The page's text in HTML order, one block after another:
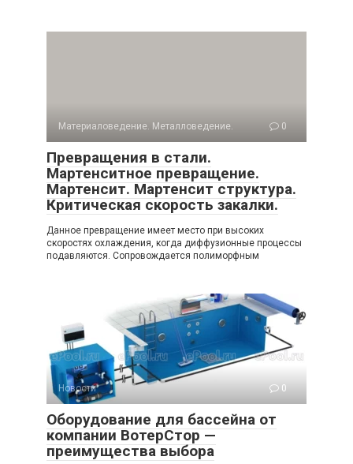
Материаловедение. Металловедение. 0
Превращения в стали.
Мартенситное превращение.
Мартенсит. Мартенсит структура.
Критическая скорость закалки.
Данное превращение имеет место при высоких
скоростях охлаждения, когда диффузионные процессы
подавляются. Сопровождается полиморфным
Новости 0
Оборудование для бассейна от
компании ВотерСтор —
преимущества выбора